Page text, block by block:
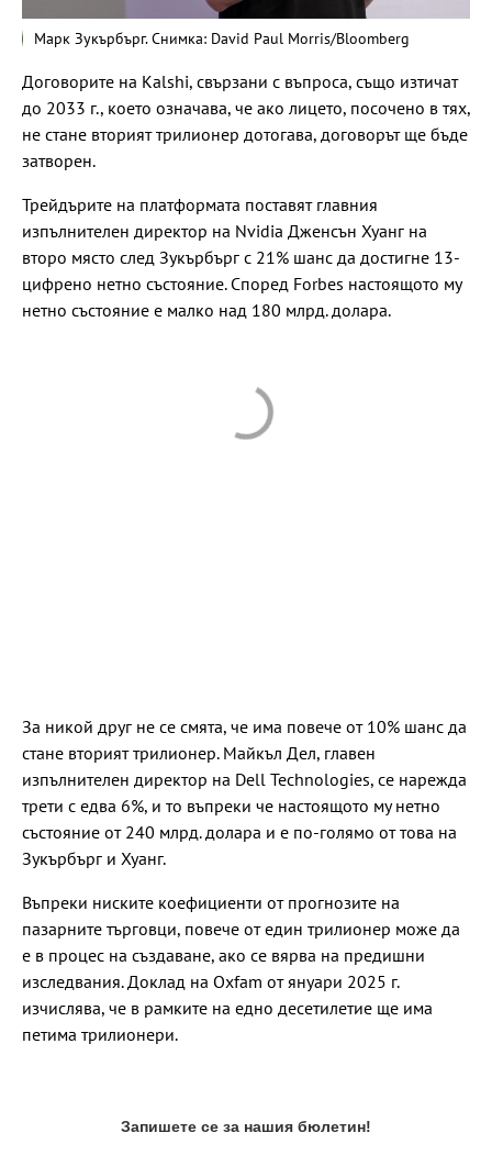
Марк Зукърбърг. Снимка: David Paul Morris/Bloomberg
Договорите на Kalshi, свързани с въпроса, също изтичат
до 2033 г., което означава, че ако лицето, посочено в тях,
не стане вторият трилионер дотогава, договорът ще бъде
затворен.
Трейдърите на платформата поставят главния
изпълнителен директор на Nvidia Дженсън Хуанг на
второ място след Зукърбърг с 21% шанс да достигне 13-
цифрено нетно състояние. Според Forbes настоящото му
нетно състояние е малко над 180 млрд. долара.
За никой друг не се смята, че има повече от 10% шанс да
стане вторият трилионер. Майкъл Дел, главен
изпълнителен директор на Dell Technologies, се нарежда
трети с едва 6%, и то въпреки че настоящото му нетно
състояние от 240 млрд. долара и е по-голямо от това на
Зукърбърг и Хуанг.
Въпреки ниските коефициенти от прогнозите на
пазарните търговци, повече от един трилионер може да
е в процес на създаване, ако се вярва на предишни
изследвания. Доклад на Oxfam от януари 2025 г.
изчислява, че в рамките на едно десетилетие ще има
петима трилионери.